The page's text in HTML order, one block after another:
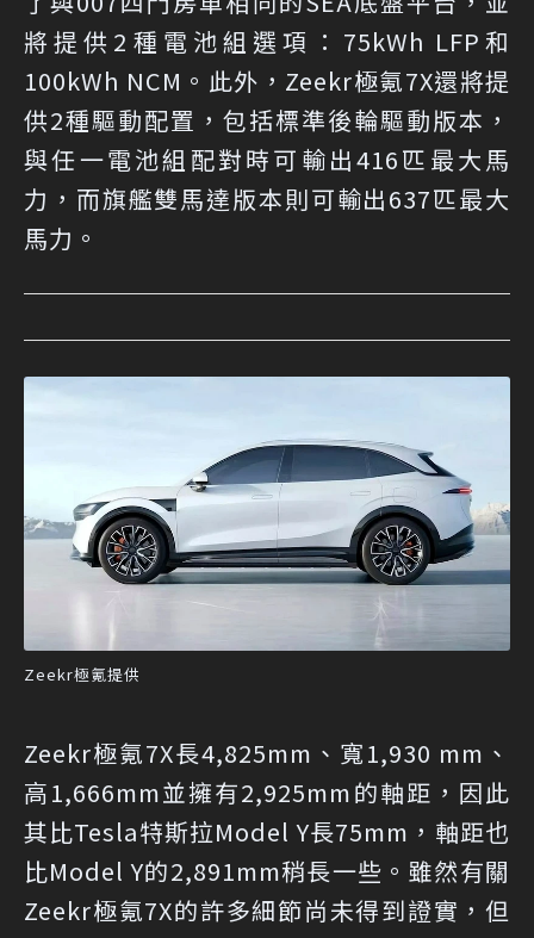
將提供2種電池組選項：75kWh LFP和
100kWh NCM。此外，Zeekr極氪7X還將提
供2種驅動配置，包括標準後輪驅動版本，
與任一電池組配對時可輸出416匹最大馬
力，而旗艦雙馬達版本則可輸出637匹最大
馬力。
Zeekr極氪提供
Zeekr極氪7X長4,825mm、寬1,930 mm、
高1,666mm並擁有2,925mm的軸距，因此
其比Tesla特斯拉Model Y長75mm，軸距也
比Model Y的2,891mm稍長一些。雖然有關
Zeekr極氪7X的許多細節尚未得到證實，但